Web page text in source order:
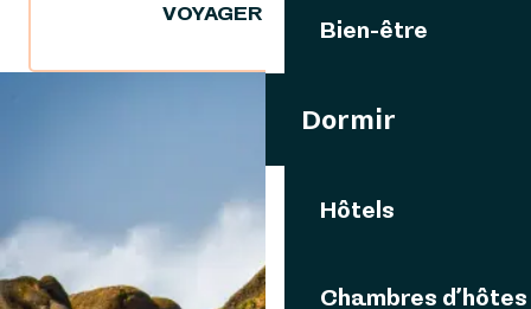
Bien-être
Dormir
Hôtels
Chambres d’hôtes
VOYAGER DURABLE
VOUS AIMEREZ AUSSI
PENN AR ROCH